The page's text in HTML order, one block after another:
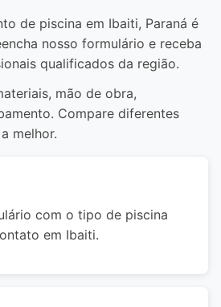
de piscina em Ibaiti, Paraná é
nosso formulário e receba
qualificados da região.
mão de obra,
Compare diferentes
melhor.
com o tipo de piscina
em Ibaiti.